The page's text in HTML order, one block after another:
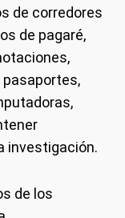
de corredores
de pagaré,
pasaportes,
investigación.
de los